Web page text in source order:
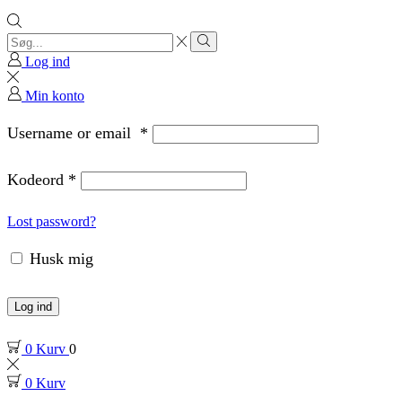
Search
input
Search
Log ind
Min konto
Username or email *
Kodeord *
Lost password?
Husk mig
Log ind
0 Kurv 0
0 Kurv